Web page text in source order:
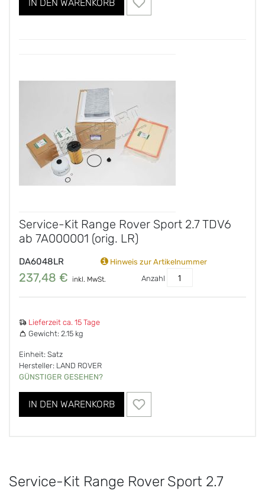
IN DEN WARENKORB
Service-Kit Range Rover Sport 2.7 TDV6
ab 7A000001 (orig. LR)
DA6048LR Hinweis zur Artikelnummer
237,48 € inkl. MwSt. Anzahl
Lieferzeit ca. 15 Tage
Gewicht: 2.15 kg
Einheit: Satz
Hersteller: LAND ROVER
GÜNSTIGER GESEHEN?
IN DEN WARENKORB
Service-Kit Range Rover Sport 2.7